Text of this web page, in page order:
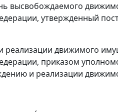
высвобождаемого
утвержденный
движимого
приказом
и реализации